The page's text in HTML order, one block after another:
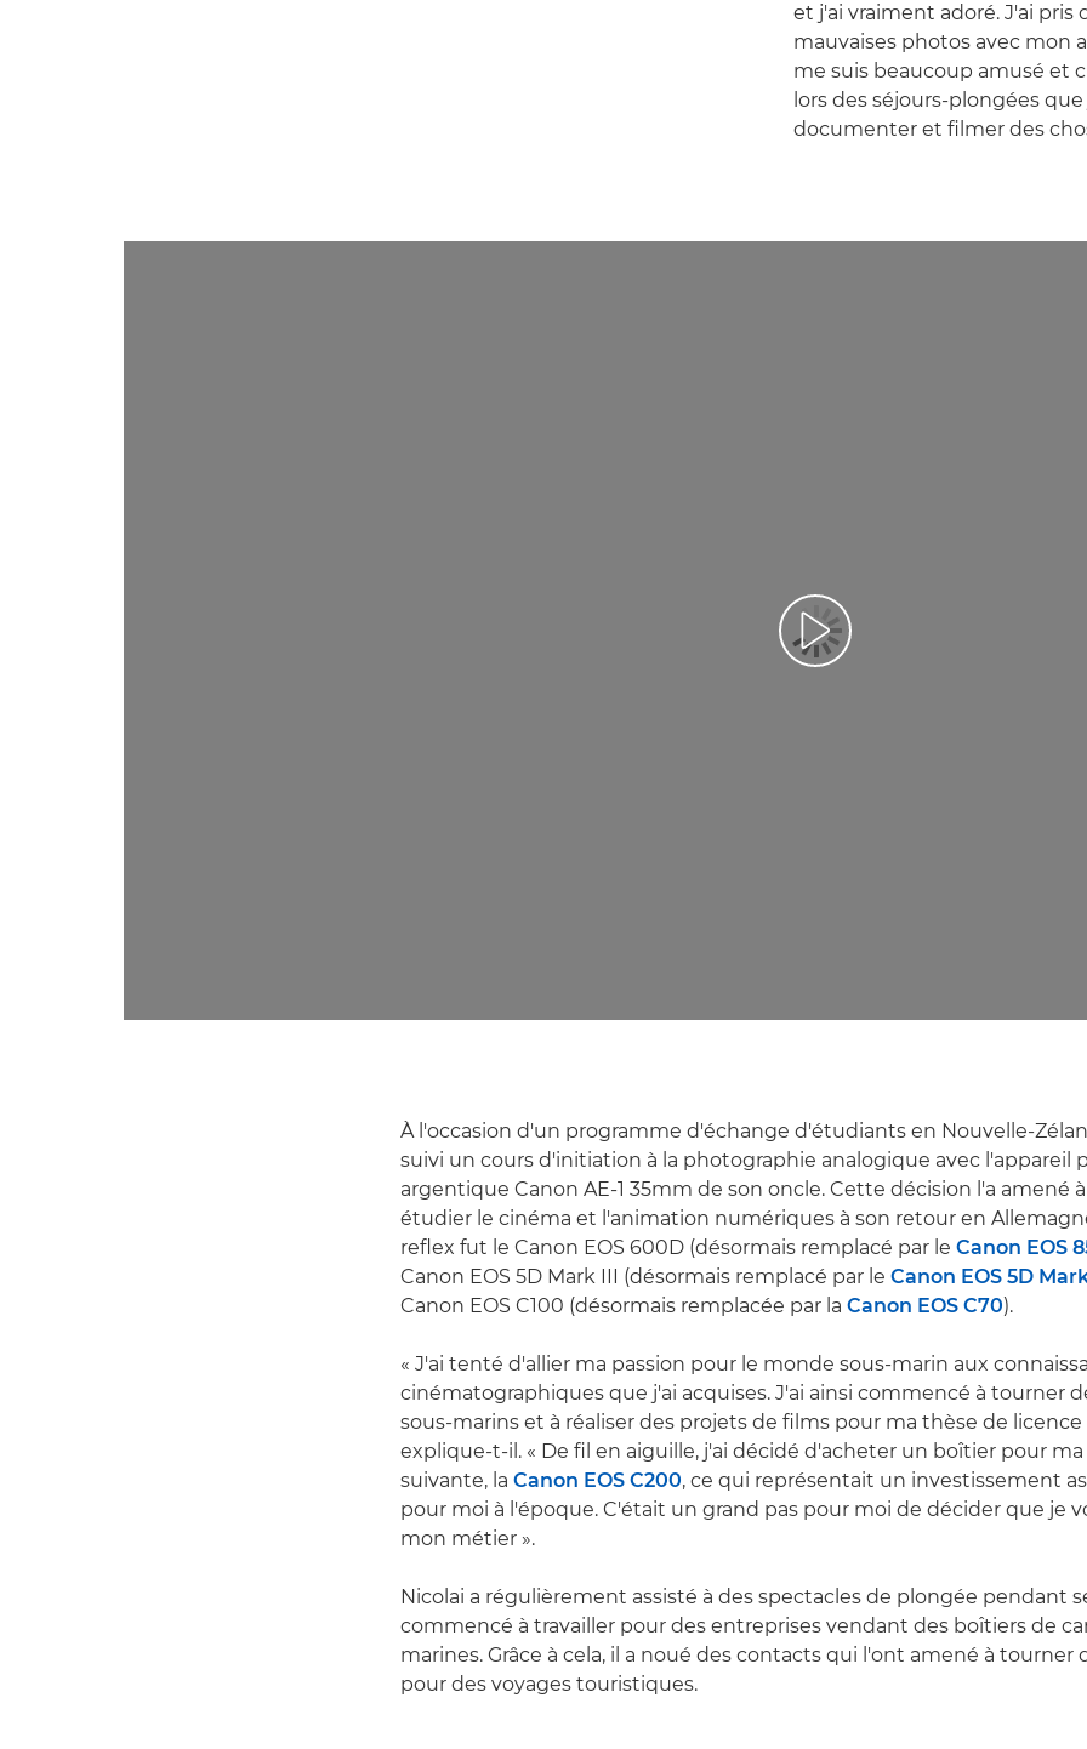
et j'ai vraiment adoré. J'ai pris
mauvaises photos avec mon
me suis beaucoup amusé et
lors des séjours-plongées
documenter et filmer des
Lancer la vidéo
À l'occasion d'un programme d'échange d'étudiants en Nouvelle-
suivi un cours d'initiation à la photographie analogique avec l'appareil
argentique Canon AE-1 35mm de son oncle. Cette décision l'a amené
étudier le cinéma et l'animation numériques à son retour en
reflex fut le Canon EOS 600D (désormais remplacé par le Canon EOS
Canon EOS 5D Mark III (désormais remplacé par le Canon EOS 5D
Canon EOS C100 (désormais remplacée par la Canon EOS C70).
« J'ai tenté d'allier ma passion pour le monde sous-marin aux
cinématographiques que j'ai acquises. J'ai ainsi commencé à tourner
sous-marins et à réaliser des projets de films pour ma thèse de licence
explique-t-il. « De fil en aiguille, j'ai décidé d'acheter un boîtier pour ma
suivante, la Canon EOS C200, ce qui représentait un investissement
pour moi à l'époque. C'était un grand pas pour moi de décider que je
mon métier ».
Nicolai a régulièrement assisté à des spectacles de plongée pendant
commencé à travailler pour des entreprises vendant des boîtiers de
marines. Grâce à cela, il a noué des contacts qui l'ont amené à tourner
pour des voyages touristiques.